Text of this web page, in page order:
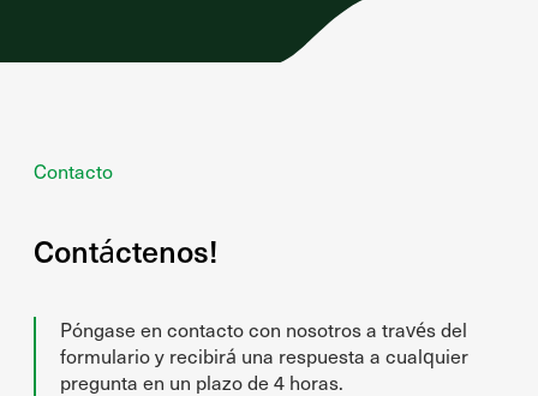
Contacto
Contáctenos!
Póngase en contacto con nosotros a través del
formulario y recibirá una respuesta a cualquier
pregunta en un plazo de 4 horas.